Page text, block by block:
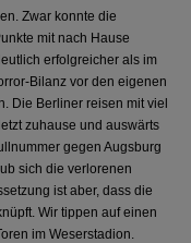
Zwar konnte die
mit nach Hause
erfolgreicher als im
Bilanz vor den eigenen
Die Berliner reisen mit viel
zuhause und auswärts
gegen Augsburg
sich die verlorenen
ist aber, dass die
Wir tippen auf einen
im Weserstadion.